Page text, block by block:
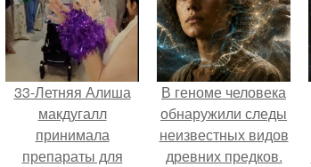
33-Летняя Алиша
макдугалл
принимала
препараты для
В геноме человека
обнаружили следы
неизвестных видов
древних предков.